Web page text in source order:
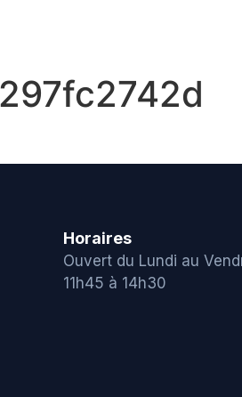
Horaires
Ouvert du Lundi au
11h45 à 14h30